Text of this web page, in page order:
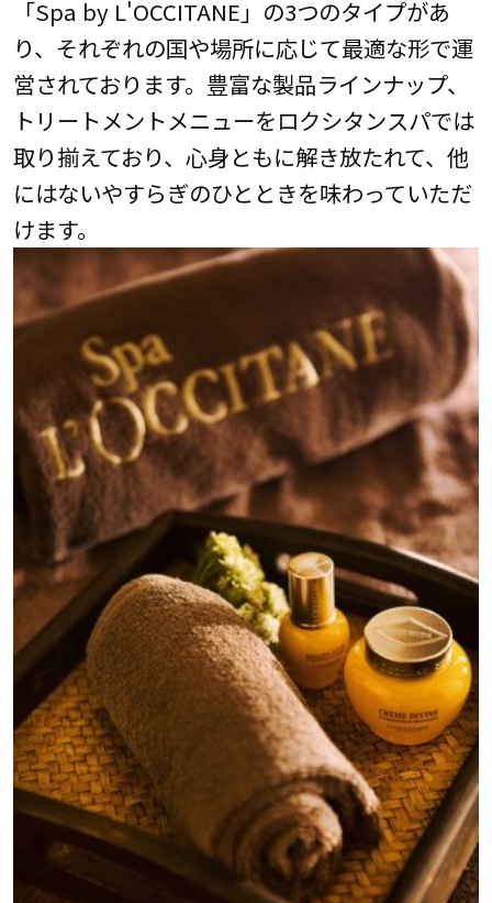
「Spa by L'OCCITANE」の3つのタイプがあ
り、それぞれの国や場所に応じて最適な形で運
営されております。豊富な製品ラインナップ、
トリートメントメニューをロクシタンスパでは
取り揃えており、心身ともに解き放たれて、他
にはないやすらぎのひとときを味わっていただ
けます。